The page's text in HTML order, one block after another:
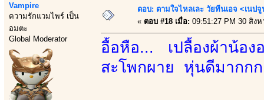
Vampire
ความรักแวมไพร์ เป็น
อมตะ
Global Moderator
ตอบ: ตามใจไหลเละ วัยทีนเอจ <เนป
« ตอบ #18 เมื่อ: 09:51:27 PM 30 สิง
อื้อหือ... เปลื้องผ้าน้อง
สะโพกผาย หุ่นดีมากกก